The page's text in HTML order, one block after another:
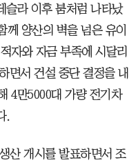
슬라 이후 붐처럼 나타났
께 양산의 벽을 넘은 유이
자와 자금 부족에 시달리
면서 건설 중단 결정을 내
4만5000대 가량 전기차
.
산 개시를 발표하면서 조